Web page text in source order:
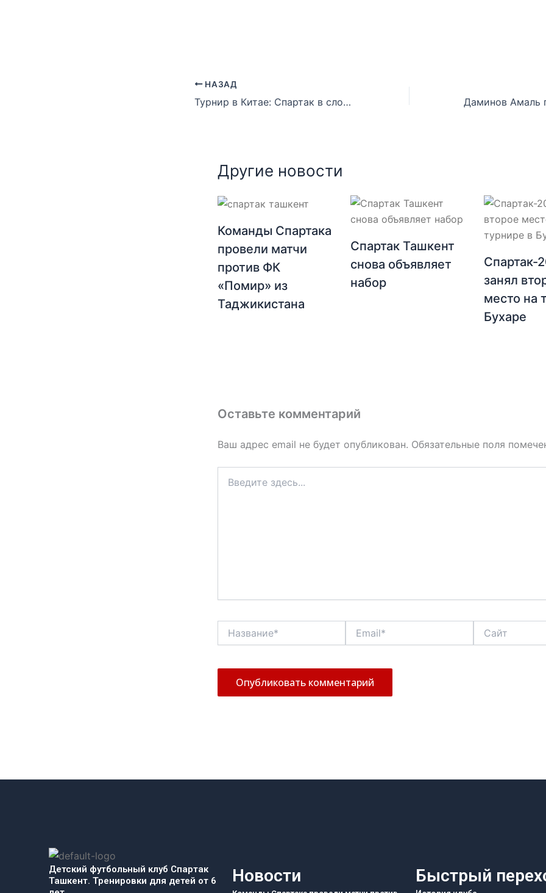
НАЗАД
Турнир в Китае: Спартак в сложном матче одолел сборную Вьетнама 1:0
Другие новости
Команды Спартака
провели матчи
против ФК
«Помир» из
Таджикистана
Спартак Ташкент
снова объявляет
набор
Спартак-
занял
место на
Бухаре
Оставьте комментарий
Ваш адрес email не будет опубликован. Обязательные поля
здесь...
Детский футбольный клуб Спартак
Ташкент. Тренировки для детей от 6
Новости Быстрый